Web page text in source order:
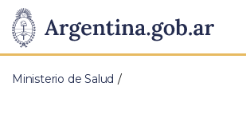
Presidencia
de
Pasar al contenido principal
Ministerio de Salud